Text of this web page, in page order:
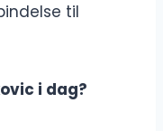
til
i dag?